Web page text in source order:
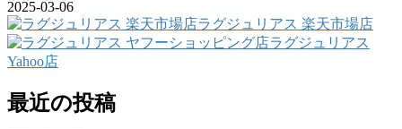
2025-03-06
ラグジュリアス 楽天市場店
ラグジュリアス
Yahoo店
最近の投稿